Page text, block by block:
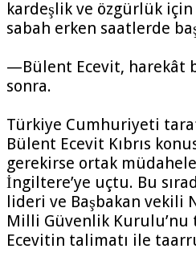
kardeşlik ve özgürlük
sabah erken saatlerde
—Bülent Ecevit, harekât
sonra.
Türkiye Cumhuriyeti
Bülent Ecevit Kıbrıs
gerekirse ortak
İngiltere’ye uçtu. Bu
lideri ve Başbakan vekili
Milli Güvenlik Kurulu’nu
Ecevitin talimatı ile